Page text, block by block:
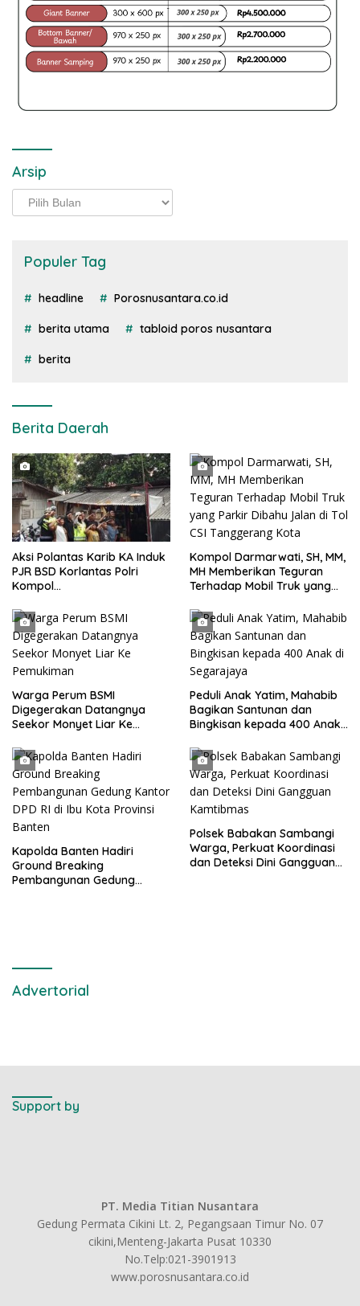
Arsip
Arsip
Populer Tag
headline Porosnusantara.co.id
berita utama tabloid poros nusantara
berita
Berita Daerah
Aksi Polantas Karib KA Induk
PJR BSD Korlantas Polri
Kompol
bersama Personilnya
Membagikan Bendera Merah
Putih Berserta Tiangnya
Kompol Darmarwati, SH, MM,
MH Memberikan Teguran
Terhadap Mobil Truk yang
Tanggerang Kota
Warga Perum BSMI
Digegerakan Datangnya
Seekor Monyet Liar Ke
Peduli Anak Yatim, Mahabib
Bagikan Santunan dan
Bingkisan kepada 400 Anak
Kapolda Banten Hadiri
Ground Breaking
Pembangunan Gedung
Polsek Babakan Sambangi
Warga, Perkuat Koordinasi
dan Deteksi Dini Gangguan
Advertorial
Support by
PT. Media Titian Nusantara
Gedung Permata Cikini Lt. 2, Pegangsaan Timur No. 07
cikini,Menteng-Jakarta Pusat 10330
No.Telp:021-3901913
www.porosnusantara.co.id